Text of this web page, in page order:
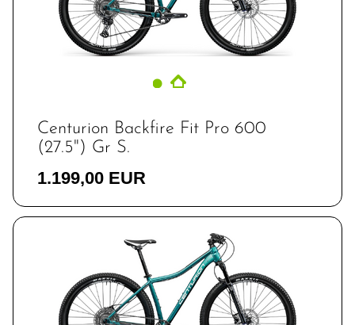
Centurion Backfire Fit Pro 600
(27.5") Gr S.
1.199,00 EUR